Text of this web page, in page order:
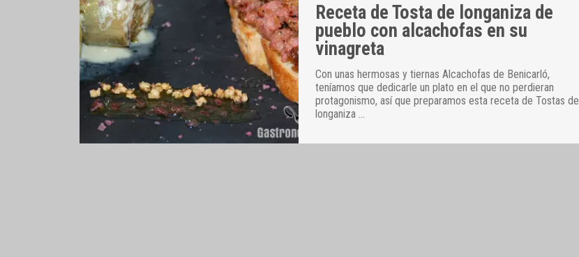
Receta de Tosta de longaniza de
pueblo con alcachofas en su
vinagreta
Con unas hermosas y tiernas Alcachofas de Benicarló,
teníamos que dedicarle un plato en el que no perdieran
protagonismo, así que preparamos esta receta de Tostas de
longaniza …